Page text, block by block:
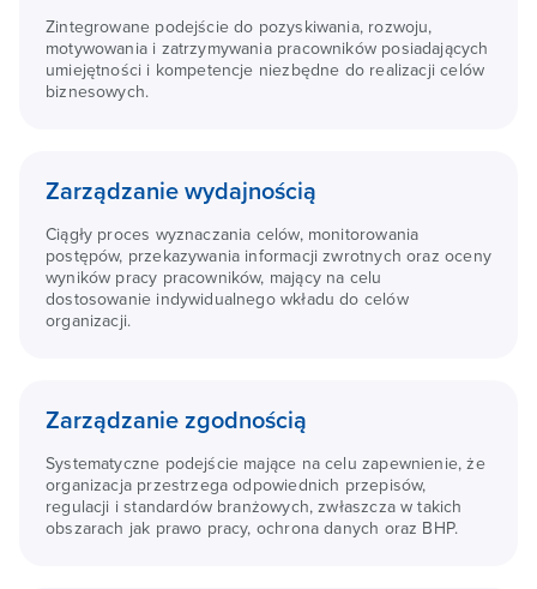
Zintegrowane podejście do pozyskiwania, rozwoju,
motywowania i zatrzymywania pracowników posiadających
umiejętności i kompetencje niezbędne do realizacji celów
biznesowych.
Zarządzanie wydajnością
Ciągły proces wyznaczania celów, monitorowania
postępów, przekazywania informacji zwrotnych oraz oceny
wyników pracy pracowników, mający na celu
dostosowanie indywidualnego wkładu do celów
organizacji.
Zarządzanie zgodnością
Systematyczne podejście mające na celu zapewnienie, że
organizacja przestrzega odpowiednich przepisów,
regulacji i standardów branżowych, zwłaszcza w takich
obszarach jak prawo pracy, ochrona danych oraz BHP.